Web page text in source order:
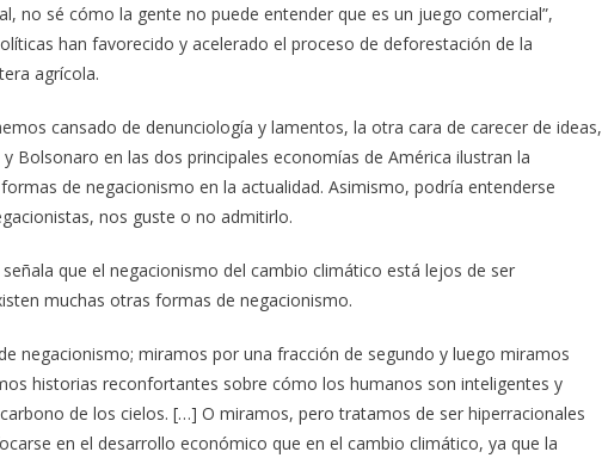
no sé cómo la gente no puede entender que es un juego comercial”,
han favorecido y acelerado el proceso de deforestación de la
agrícola.
cansado de denunciología y lamentos, la otra cara de carecer de ideas,
Bolsonaro en las dos principales economías de América ilustran la
de negacionismo en la actualidad. Asimismo, podría entenderse
nos guste o no admitirlo.
que el negacionismo del cambio climático está lejos de ser
muchas otras formas de negacionismo.
negacionismo; miramos por una fracción de segundo y luego miramos
historias reconfortantes sobre cómo los humanos son inteligentes y
de los cielos. […] O miramos, pero tratamos de ser hiperracionales
en el desarrollo económico que en el cambio climático, ya que la